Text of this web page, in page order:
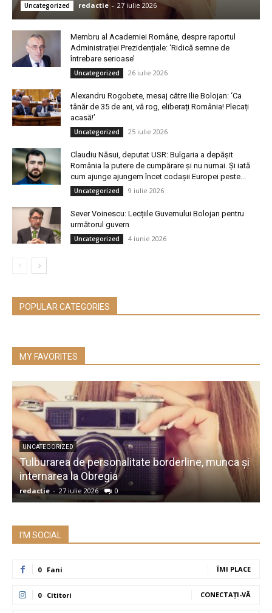
Uncategorized redactie - 27 iulie 2026
Membru al Academiei Române, despre raportul
Administrației Prezidențiale: ‘Ridică semne de
întrebare serioase’
Uncategorized 26 iulie 2026
Alexandru Rogobete, mesaj către Ilie Bolojan: ‘Ca
tânăr de 35 de ani, vă rog, eliberați România! Plecați
acasă!’
Uncategorized 25 iulie 2026
Claudiu Năsui, deputat USR: Bulgaria a depășit
România la putere de cumpărare și nu numai. Și iată
cum ajunge ajungem încet codașii Europei peste...
Uncategorized 9 iulie 2026
Sever Voinescu: Lecțiile Guvernului Bolojan pentru
următorul guvern
Uncategorized 4 iunie 2026
POPULAR CATEGORIES
MY FAVORITES
UNCATEGORIZED
Tulburarea de personalitate borderline, munca și
internarea la Obregia
redactie - 27 iulie 2026 0
I'M SOCIAL
0 Fani ÎMI PLACE
0 Cititori CONECTAȚI-VĂ